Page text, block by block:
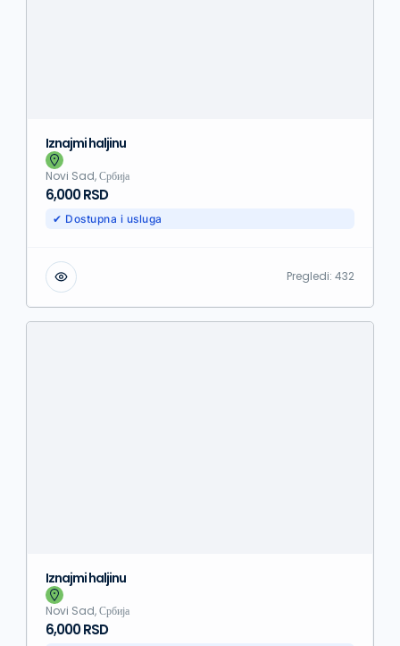
Iznajmi haljinu
Novi Sad, Србија
6,000 RSD
✔ Dostupna i usluga
Pregledi: 432
Iznajmi haljinu
Novi Sad, Србија
6,000 RSD